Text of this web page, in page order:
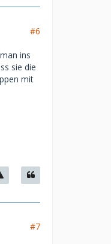
#6
ins
sie die
mit
#7